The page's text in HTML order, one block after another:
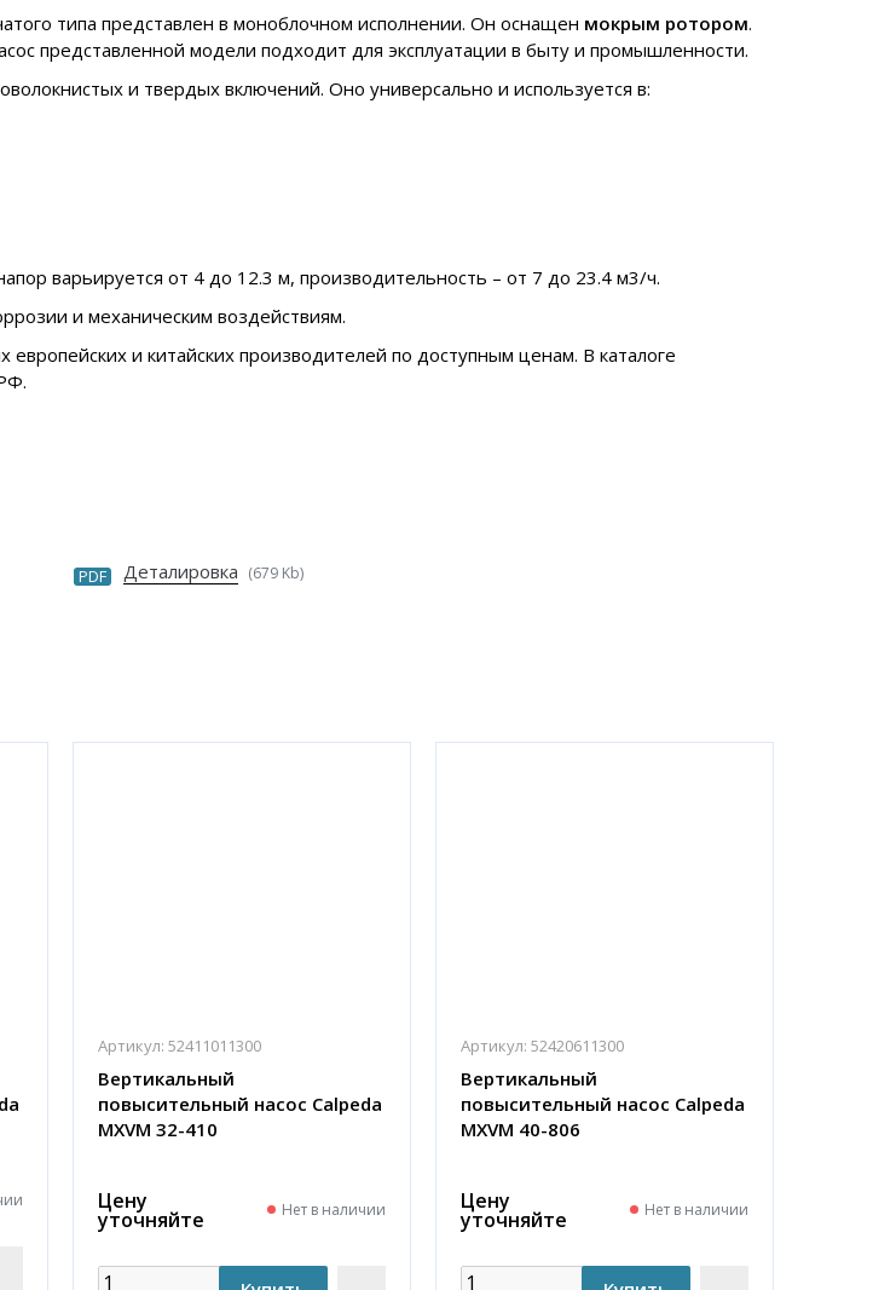
типа представлен в моноблочном исполнении. Он оснащен мокрым ротором.
представленной модели подходит для эксплуатации в быту и промышленности.
и твердых включений. Оно универсально и используется в:
варьируется от 4 до 12.3 м, производительность – от 7 до 23.4 м3/ч.
и механическим воздействиям.
и китайских производителей по доступным ценам. В каталоге
PDF Деталировка (679 Kb)
Артикул: 52411011300
Вертикальный
повысительный насос Calpeda
MXVM 32-410
Цену
уточняйте Нет в наличии
Артикул: 52420611300
Вертикальный
повысительный насос Calpeda
MXVM 40-806
Цену
уточняйте Нет в наличии